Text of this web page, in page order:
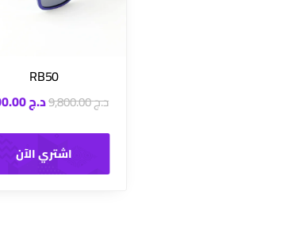
RB50
د.ج6,200.00 د.ج9,800.00
اشتري الآن